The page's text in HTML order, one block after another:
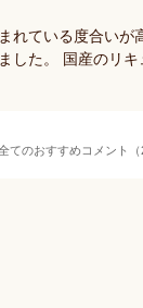
れている度合いが
した。 国産のリ
てのおすすめコメント（